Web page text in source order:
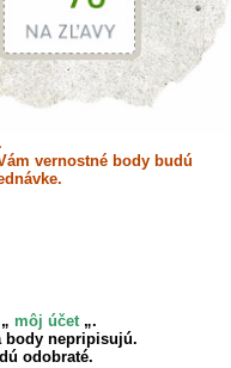
vernostné body budú
môj účet „.
body nepripisujú.
odobraté.